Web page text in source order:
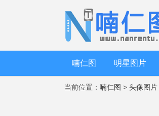
喃仁图 明星图片
当前位置： 喃仁图 > 头像图片